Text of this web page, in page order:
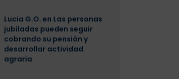
Lucia G.O. en Las personas
jubiladas pueden seguir
cobrando su pensión y
desarrollar actividad
agraria